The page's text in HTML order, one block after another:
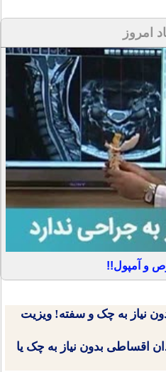
امروز
و آمپول!!
نیاز به چک و سفته! ویزیت
اقساطی بدون نیاز به چک یا